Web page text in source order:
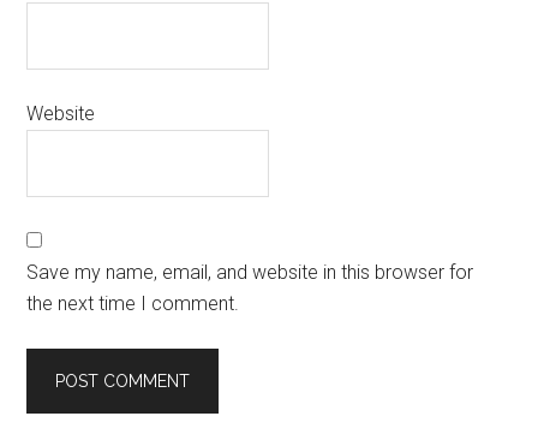
Website
Save my name, email, and website in this browser for
the next time I comment.